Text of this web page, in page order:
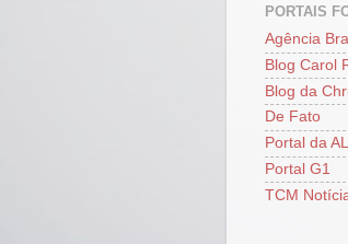
PORTAIS
Agência
Blog Carol
Blog da
De Fato
Portal da
Portal G1
TCM